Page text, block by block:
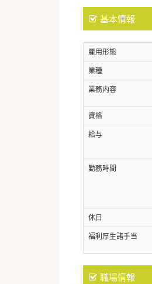
基本情報
雇用形態
業種
業務内容
資格
給与
勤務時間
休日
福利厚生諸手当
職場情報